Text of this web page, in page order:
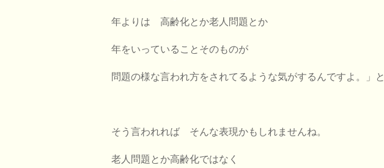
年よりは 高齢化とか老人問題とか
年をいっていることそのものが
問題の様な言われ方をされてるような気がするんですよ。」と
そう言われれば そんな表現かもしれませんね。
老人問題とか高齢化ではなく